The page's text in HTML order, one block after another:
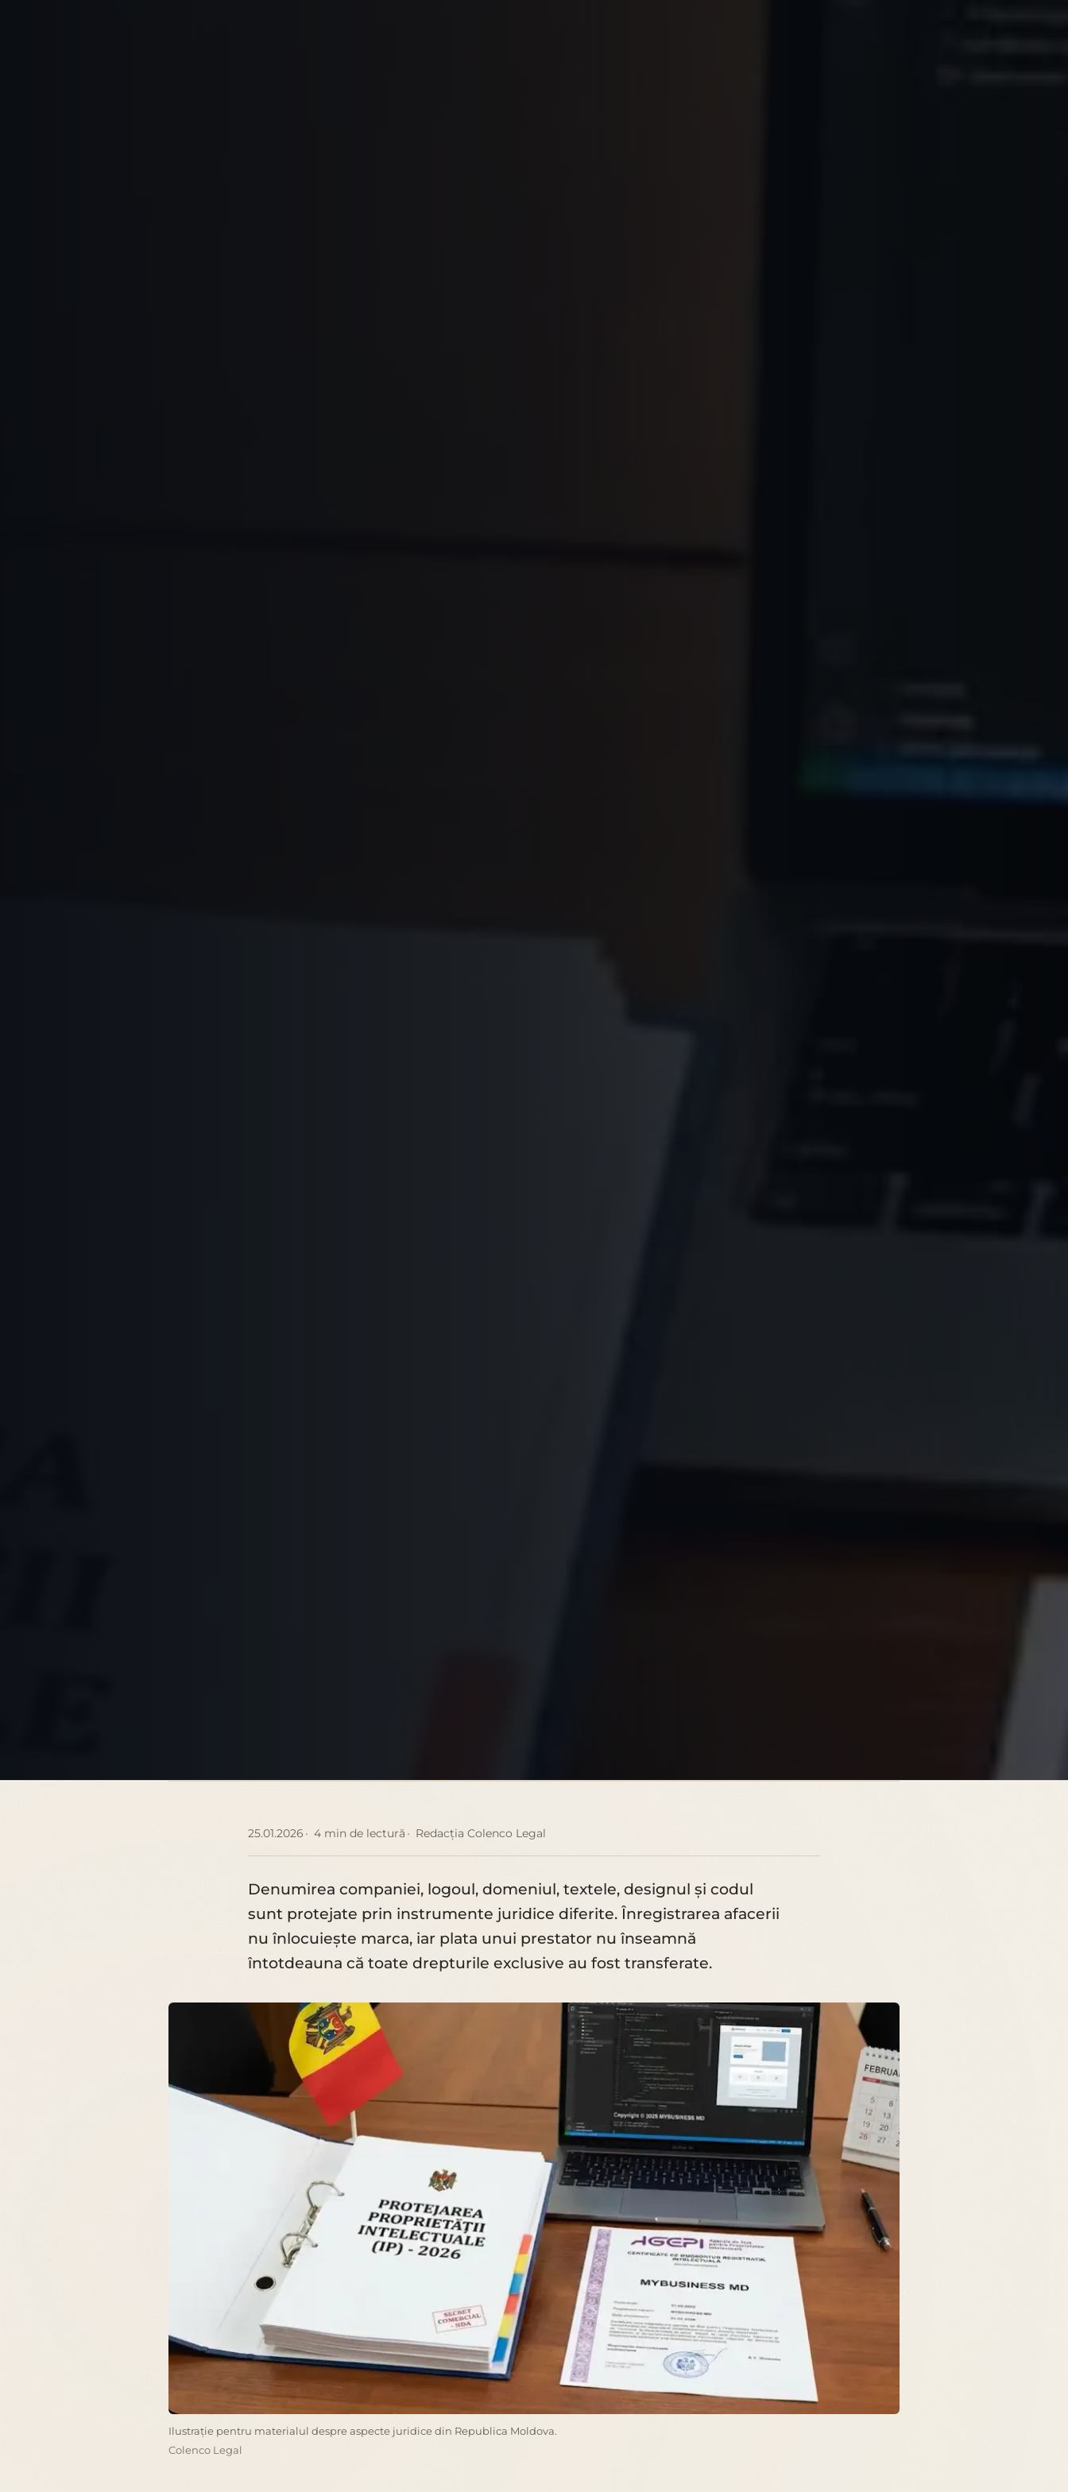
25.01.2026 4 min de lectură Redacția Colenco Legal
Denumirea companiei, logoul, domeniul, textele, designul și codul
sunt protejate prin instrumente juridice diferite. Înregistrarea afacerii
nu înlocuiește marca, iar plata unui prestator nu înseamnă
întotdeauna că toate drepturile exclusive au fost transferate.
Ilustrație pentru materialul despre aspecte juridice din Republica Moldova.
Colenco Legal